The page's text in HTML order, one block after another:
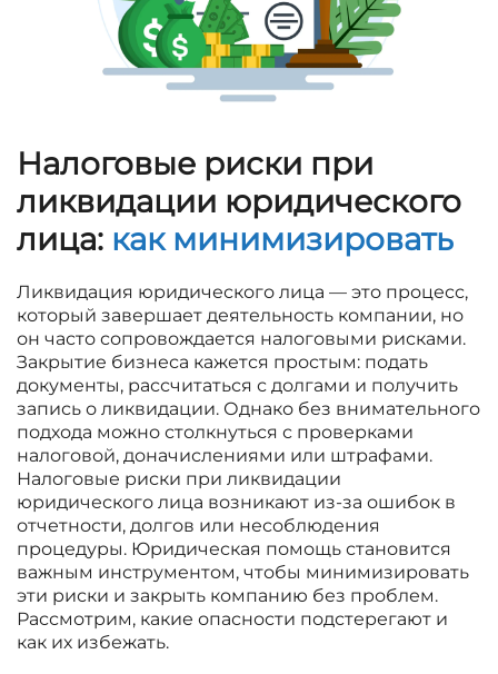
Налоговые риски при
ликвидации юридического
лица: как минимизировать
Ликвидация юридического лица — это процесс,
который завершает деятельность компании, но
он часто сопровождается налоговыми рисками.
Закрытие бизнеса кажется простым: подать
документы, рассчитаться с долгами и получить
запись о ликвидации. Однако без внимательного
подхода можно столкнуться с проверками
налоговой, доначислениями или штрафами.
Налоговые риски при ликвидации
юридического лица возникают из-за ошибок в
отчетности, долгов или несоблюдения
процедуры. Юридическая помощь становится
важным инструментом, чтобы минимизировать
эти риски и закрыть компанию без проблем.
Рассмотрим, какие опасности подстерегают и
как их избежать.